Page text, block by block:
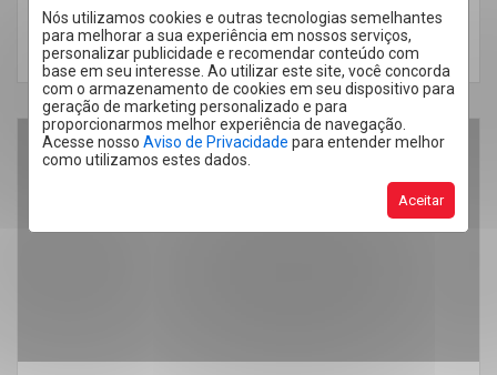
Nós utilizamos cookies e outras tecnologias semelhantes
para melhorar a sua experiência em nossos serviços,
personalizar publicidade e recomendar conteúdo com
base em seu interesse. Ao utilizar este site, você concorda
com o armazenamento de cookies em seu dispositivo para
geração de marketing personalizado e para
proporcionarmos melhor experiência de navegação.
Acesse nosso Aviso de Privacidade para entender melhor
como utilizamos estes dados.
Aceitar
LEIA MAIS
13